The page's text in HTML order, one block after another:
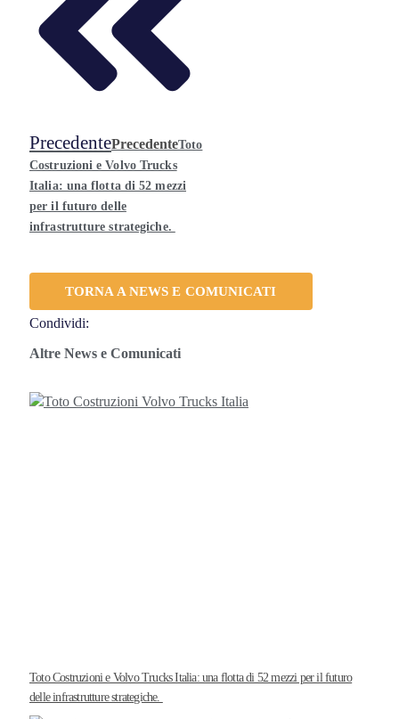
PrecedentePrecedenteToto
Costruzioni e Volvo Trucks
Italia: una flotta di 52 mezzi
per il futuro delle
infrastrutture strategiche.
TORNA A NEWS E COMUNICATI
Condividi:
Altre News e Comunicati
Toto Costruzioni e Volvo Trucks Italia: una flotta di 52 mezzi per il futuro
delle infrastrutture strategiche.